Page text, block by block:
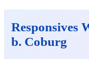
Responsives
b. Coburg